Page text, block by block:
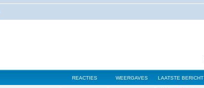
REACTIES WEERGAVES LAATSTE BERICHT